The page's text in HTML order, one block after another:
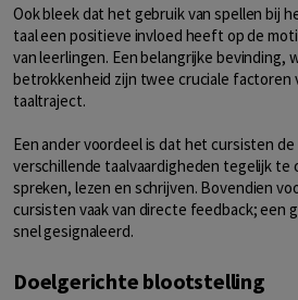
Ook bleek dat het gebruik van spellen bij
taal een positieve invloed heeft op de
van leerlingen. Een belangrijke bevinding,
betrokkenheid zijn twee cruciale factoren
taaltraject.
Een ander voordeel is dat het cursisten
verschillende taalvaardigheden tegelijk te
spreken, lezen en schrijven. Bovendien
cursisten vaak van directe feedback; een
snel gesignaleerd.
Doelgerichte blootstelling